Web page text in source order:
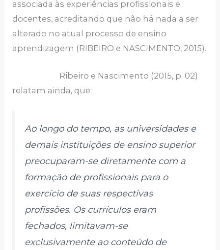
associada às experiências profissionais e
docentes, acreditando que não há nada a ser
alterado no atual processo de ensino
aprendizagem (RIBEIRO e NASCIMENTO, 2015).
Ribeiro e Nascimento (2015, p. 02)
relatam ainda, que:
Ao longo do tempo, as universidades e
demais instituições de ensino superior
preocuparam-se diretamente com a
formação de profissionais para o
exercício de suas respectivas
profissões. Os currículos eram
fechados, limitavam-se
exclusivamente ao conteúdo de